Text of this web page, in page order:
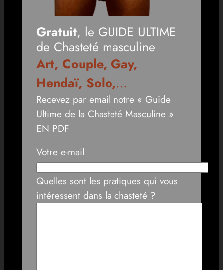
Gratuit, le GUIDE ULTIME
de Chasteté masculine
Art, Couple, Gay,
Hendaï, Solo,…
Recevez par email notre « Guide
Ultime de la Chasteté Masculine »
EN PDF
Votre e-mail
Quelles sont les pratiques qui vous
intéressent dans la chasteté ?